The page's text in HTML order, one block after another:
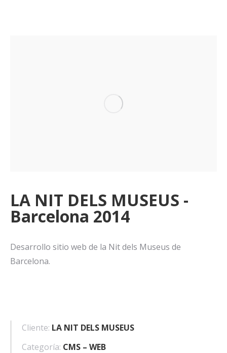
LA NIT DELS MUSEUS -
Barcelona 2014
Desarrollo sitio web de la Nit dels Museus de
Barcelona.
Cliente: LA NIT DELS MUSEUS
Categoría: CMS – WEB